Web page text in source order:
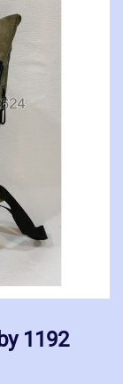
1192